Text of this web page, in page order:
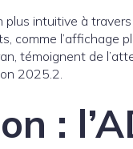
plus intuitive à
comme l’affichage
témoignent de
2025.2.
: